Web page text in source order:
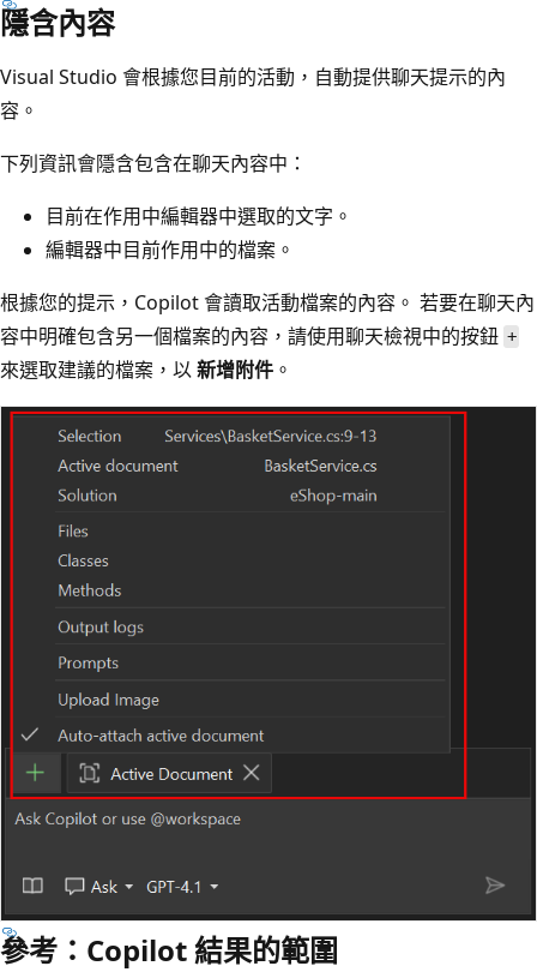
隱含內容
Visual Studio 會根據您目前的活動，自動提供聊天提示的內
容。
下列資訊會隱含包含在聊天內容中：
目前在作用中編輯器中選取的文字。
編輯器中目前作用中的檔案。
根據您的提示，Copilot 會讀取活動檔案的內容。 若要在聊天內
容中明確包含另一個檔案的內容，請使用聊天檢視中的按鈕 +
來選取建議的檔案，以新增附件 。
參考：Copilot 結果的範圍